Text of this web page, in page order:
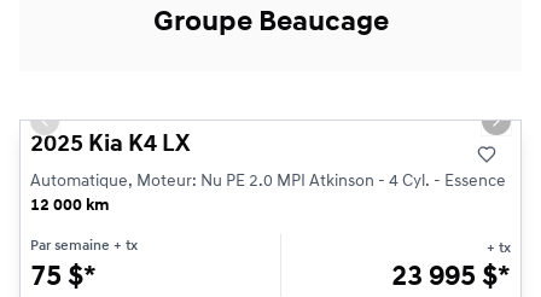
Groupe Beaucage
Previous slide Next
2025 Kia K4 LX
Automatique, Moteur: Nu PE 2.0 MPI Atkinson - 4 Cyl. - Essence
12 000 km
Par semaine + tx
75 $*
+ tx
23 995 $*